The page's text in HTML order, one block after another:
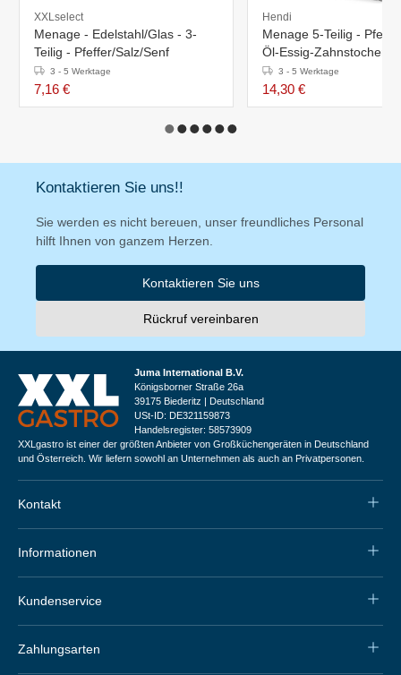
XXLselect
Menage - Edelstahl/Glas - 3-
Teilig - Pfeffer/Salz/Senf
3 - 5 Werktage
7,16 €
Hendi
Menage 5-Teilig -
Öl-Essig-
130x110x(h)185mm
3 - 5 Werktage
14,30 €
Kontaktieren Sie uns!!
Sie werden es nicht bereuen, unser freundliches Personal
hilft Ihnen von ganzem Herzen.
Kontaktieren Sie uns
Rückruf vereinbaren
Juma International B.V.
Königsborner Straße 26a
39175 Biederitz | Deutschland
USt-ID: DE321159873
Handelsregister: 58573909
XXLgastro ist einer der größten Anbieter von Großküchengeräten in Deutschland
und Österreich. Wir liefern sowohl an Unternehmen als auch an Privatpersonen.
Kontakt
Informationen
Kundenservice
Zahlungsarten